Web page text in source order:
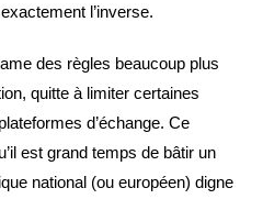
l’inverse.
des règles beaucoup plus
quitte à limiter certaines
d’échange. Ce
est grand temps de bâtir un
national (ou européen) digne